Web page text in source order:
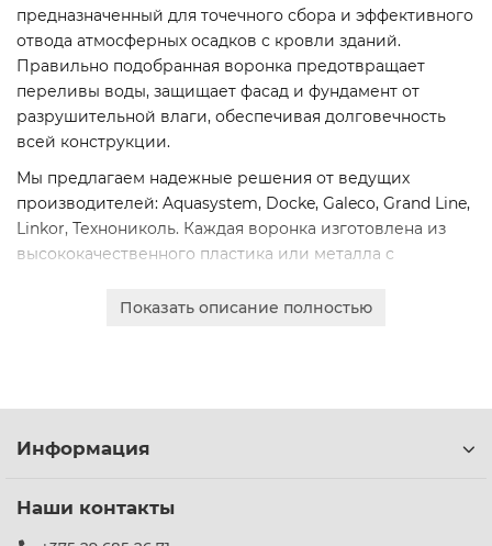
предназначенный для точечного сбора и эффективного
отвода атмосферных осадков с кровли зданий.
Правильно подобранная воронка предотвращает
переливы воды, защищает фасад и фундамент от
разрушительной влаги, обеспечивая долговечность
всей конструкции.
Мы предлагаем надежные решения от ведущих
производителей: Aquasystem, Docke, Galeco, Grand Line,
Linkor, Технониколь. Каждая воронка изготовлена из
высококачественного пластика или металла с
стойкость к перепадам температур и механическим
водостока. Простое подключение к водосточным
Показать описание полностью
Информация
Наши контакты